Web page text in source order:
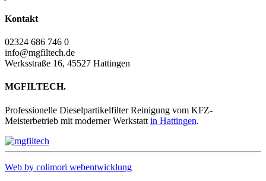
Kontakt
02324 686 746 0
info@mgfiltech.de
Werksstraße 16, 45527 Hattingen
MGFILTECH.
Professionelle Dieselpartikelfilter Reinigung vom KFZ-
Meisterbetrieb mit moderner Werkstatt in Hattingen.
Web by colimori webentwicklung